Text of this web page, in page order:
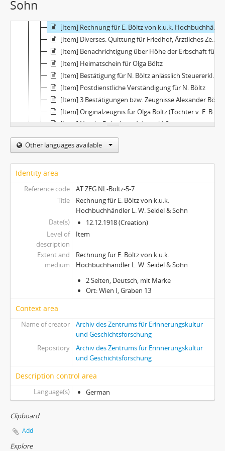
Sohn
[Item] Rechnung für E. Böltz von k.u.k. Hochbuchhändler L. W. Seidel & Sohn
[Item] Diverses: Quittung für Friedhof, Ärztliches Zeugnis, Totenschein
[Item] Benachrichtigung über Höhe der Erbschaft für N. Böltz
[Item] Heimatschein für Olga Böltz
[Item] Bestätigung für N. Böltz anlässlich Steuererklärung
[Item] Postdienstliche Verständigung für N. Böltz
[Item] 3 Bestätigungen bzw. Zeugnisse Alexander Böltz betreffend
[Item] Originalzeugnis für Olga Böltz (Tochter v. E. Böltz) anlässlich Pensionierung
[Item] Natalia Böltz (geb. Adamjuk) Sterbeanzeige
[Item] Originalbericht von 1978 zur Zusammenkunft nach 60 Jahren
[Item] Kopien aus Buch
[Item] Eingabe M. Klicpera an das öst. Verteidiungsministerium + Unterlagen zur Bewertung dt. Armeeen
[File] Presse/-mitteilungen
[File] Sachobjekte
[File] Grüne Mappe "Odessa" (diverse Unterlagen)
Other languages available
Identity area
Reference code
AT ZEG NL-Böltz-5-7
Title
Rechnung für E. Böltz von k.u.k.
Hochbuchhändler L. W. Seidel & Sohn
Date(s)
12.12.1918 (Creation)
Level of
description
Item
Extent and
medium
Rechnung für E. Böltz von k.u.k.
Hochbuchhändler L. W. Seidel & Sohn
2 Seiten, Deutsch, mit Marke
Ort: Wien I, Graben 13
Context area
Name of creator
Archiv des Zentrums für Erinnerungskultur
und Geschichtsforschung
Repository
Archiv des Zentrums für Erinnerungskultur
und Geschichtsforschung
Description control area
Language(s) German
Clipboard
Add
Explore